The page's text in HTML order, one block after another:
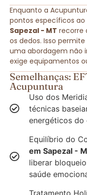
Enquanto a
pontos específicos ao
Sapezal - MT recorre
os dedos. Isso permite
uma abordagem não
exige equipamentos
Semelhanças:
Acupuntura
Uso dos
técnicas
energéticos do
Equilíbrio do
em Sapezal -
liberar
saúde
Tratamento